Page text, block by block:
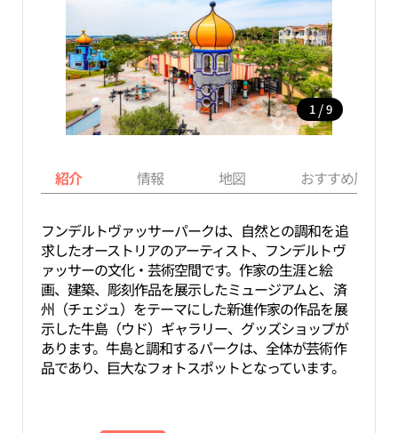
1 / 9
紹介 情報 地図 おすすめ周辺
フンデルトヴァッサーパークは、自然との調和を追
求したオーストリアのアーティスト、フンデルトヴ
ァッサーの文化・芸術空間です。作家の生涯と絵
画、建築、彫刻作品を展示したミュージアムと、済
州（チェジュ）をテーマにした新進作家の作品を展
示した牛島（ウド）ギャラリー、グッズショップが
あります。牛島と調和するパークは、全体が芸術作
品であり、巨大なフォトスポットとなっています。